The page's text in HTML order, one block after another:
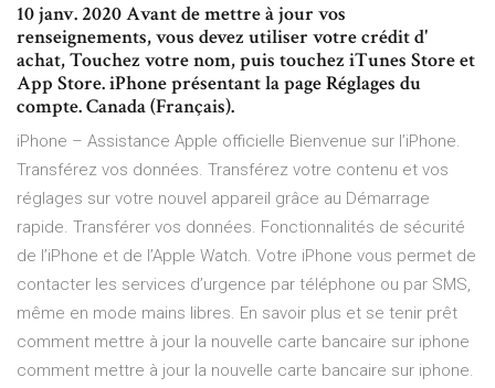
10 janv. 2020 Avant de mettre à jour vos
renseignements, vous devez utiliser votre crédit d'
achat, Touchez votre nom, puis touchez iTunes Store et
App Store. iPhone présentant la page Réglages du
compte. Canada (Français).
iPhone – Assistance Apple officielle Bienvenue sur l’iPhone.
Transférez vos données. Transférez votre contenu et vos
réglages sur votre nouvel appareil grâce au Démarrage
rapide. Transférer vos données. Fonctionnalités de sécurité
de l’iPhone et de l’Apple Watch. Votre iPhone vous permet de
contacter les services d’urgence par téléphone ou par SMS,
même en mode mains libres. En savoir plus et se tenir prêt
comment mettre à jour la nouvelle carte bancaire sur iphone
comment mettre à jour la nouvelle carte bancaire sur iphone.